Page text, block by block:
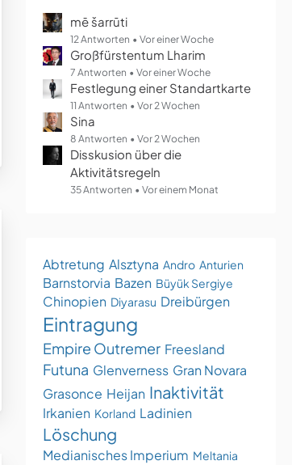
mē šarrūti
12 Antworten Vor einer Woche
Großfürstentum Lharim
7 Antworten Vor einer Woche
Festlegung einer Standartkarte
11 Antworten Vor 2 Wochen
Sina
8 Antworten Vor 2 Wochen
Disskusion über die
Aktivitätsregeln
35 Antworten Vor einem Monat
Abtretung Alsztyna Andro Anturien
Barnstorvia Bazen Büyük Sergiye
Chinopien Diyarasu Dreibürgen
Eintragung
Empire Outremer Freesland
Futuna Glenverness Gran Novara
Grasonce Heijan Inaktivität
Irkanien Korland Ladinien
Löschung
Medianisches Imperium Meltania